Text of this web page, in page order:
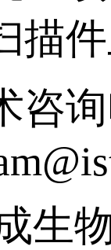
描件
咨
生